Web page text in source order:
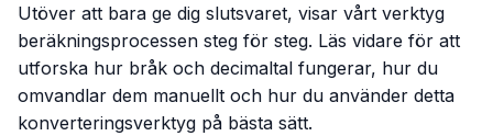
Utöver att bara ge dig slutsvaret, visar vårt verktyg
beräkningsprocessen steg för steg. Läs vidare för att
utforska hur bråk och decimaltal fungerar, hur du
omvandlar dem manuellt och hur du använder detta
konverteringsverktyg på bästa sätt.